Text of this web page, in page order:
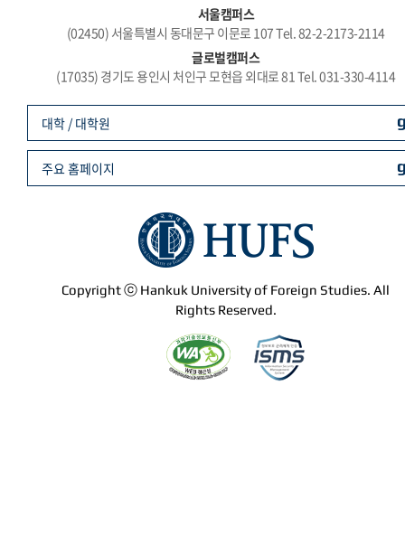
서울캠퍼스
(02450) 서울특별시 동대문구 이문로 107 Tel. 82-2-2173-2114
글로벌캠퍼스
(17035) 경기도 용인시 처인구 모현읍 외대로 81 Tel. 031-330-4114
Copyright ⓒ Hankuk University of Foreign Studies. All
Rights Reserved.
대학 / 대학원
주요 홈페이지